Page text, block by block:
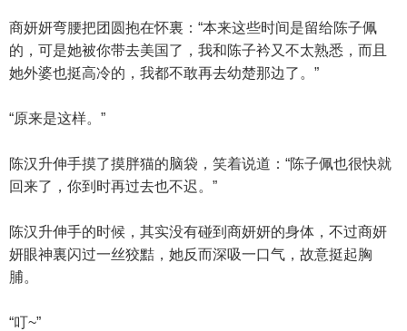
商妍妍弯腰把团圆抱在怀裏：“本来这些时间是留给陈子佩
的，可是她被你带去美国了，我和陈子衿又不太熟悉，而且
她外婆也挺高冷的，我都不敢再去幼楚那边了。”
“原来是这样。”
陈汉升伸手摸了摸胖猫的脑袋，笑着说道：“陈子佩也很快就
回来了，你到时再过去也不迟。”
陈汉升伸手的时候，其实没有碰到商妍妍的身体，不过商妍
妍眼神裏闪过一丝狡黠，她反而深吸一口气，故意挺起胸
脯。
“叮~”